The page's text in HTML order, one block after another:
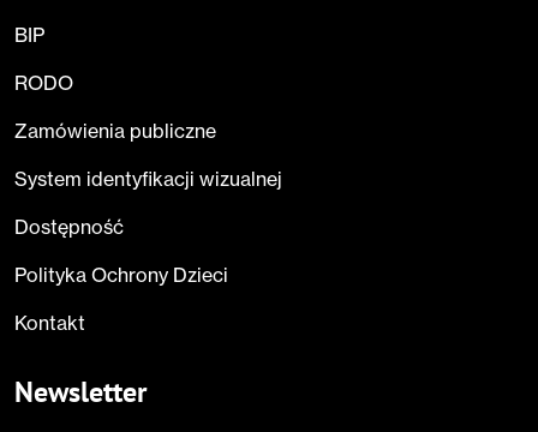
BIP
RODO
Zamówienia publiczne
System identyfikacji wizualnej
Dostępność
Polityka Ochrony Dzieci
Kontakt
Newsletter